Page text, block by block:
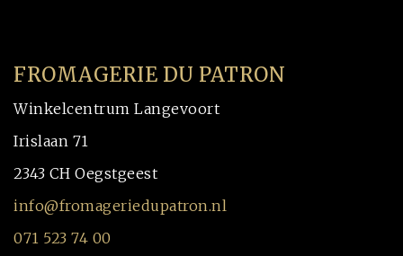
FROMAGERIE DU PATRON
Winkelcentrum Langevoort
Irislaan 71
2343 CH Oegstgeest
info@fromageriedupatron.nl
071 523 74 00